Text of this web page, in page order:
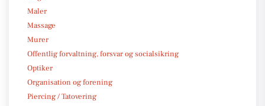
Maler
Massage
Murer
Offentlig forvaltning, forsvar og socialsikring
Optiker
Organisation og forening
Piercing / Tatovering